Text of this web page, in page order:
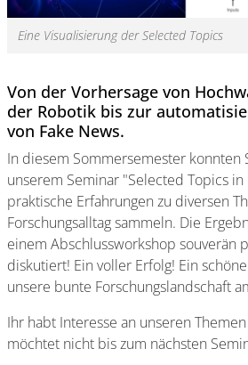
Eine Visualisierung der Selected Topics
Von der Vorhersage von
der Robotik bis zur
von Fake News.
In diesem Sommersemester konnten
unserem Seminar "Selected Topics in
praktische Erfahrungen zu diversen
Forschungsalltag sammeln. Die
einem Abschlussworkshop souverän
diskutiert! Ein voller Erfolg! Ein
unsere bunte Forschungslandschaft
Ihr habt Interesse an unseren
möchtet nicht bis zum nächsten